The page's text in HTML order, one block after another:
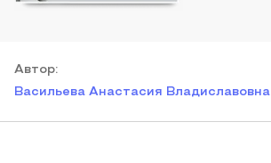
Автор:
Васильева Анастасия Владиславовна